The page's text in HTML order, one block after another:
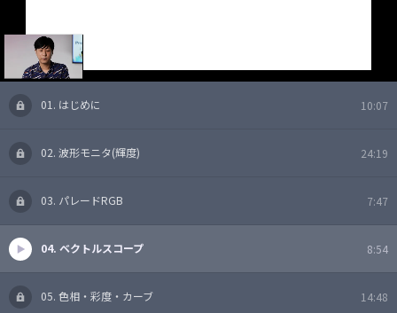
01. はじめに 10:07
02. 波形モニタ(輝度) 24:19
03. パレードRGB 7:47
04. ベクトルスコープ 8:54
05. 色相・彩度・カーブ 14:48